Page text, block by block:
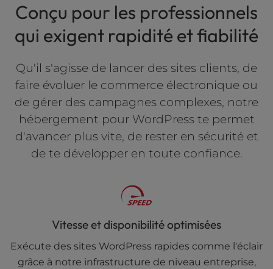
Conçu pour les professionnels
qui exigent rapidité et fiabilité
Qu'il s'agisse de lancer des sites clients, de
faire évoluer le commerce électronique ou
de gérer des campagnes complexes, notre
hébergement pour WordPress te permet
d'avancer plus vite, de rester en sécurité et
de te développer en toute confiance.
Vitesse et disponibilité optimisées
Exécute des sites WordPress rapides comme l'éclair
grâce à notre infrastructure de niveau entreprise,